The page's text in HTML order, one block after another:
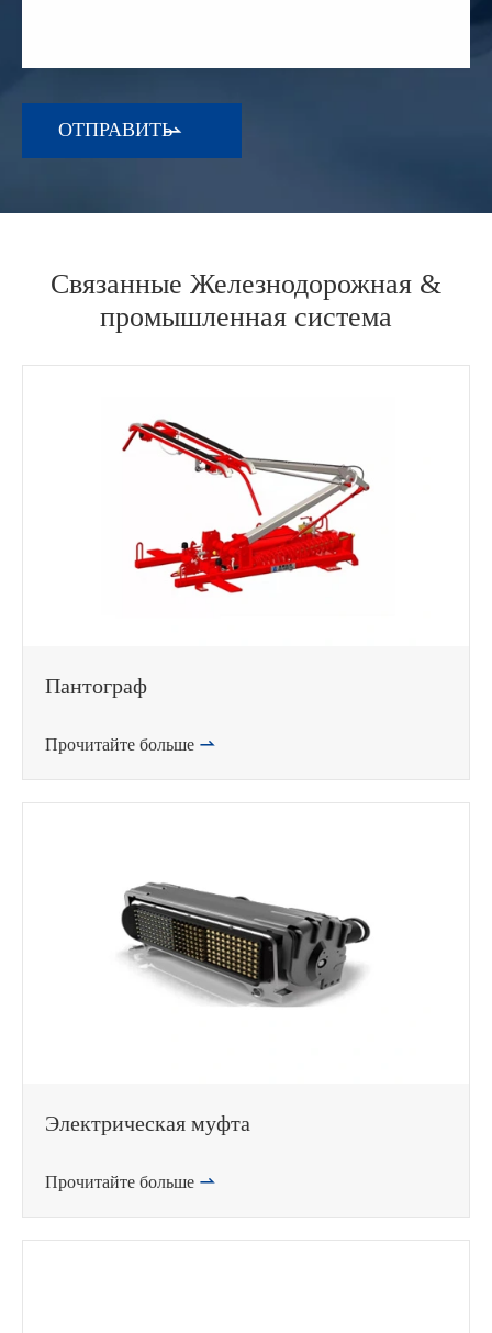

Связанные Железнодорожная &
промышленная система
Пантограф
Прочитайте больше 
Электрическая муфта
Прочитайте больше 